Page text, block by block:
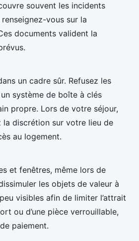
souvent les incidents
vous sur la
documents valident la
un cadre sûr. Refusez les
système de boîte à clés
propre. Lors de votre séjour,
la discrétion sur votre lieu de
au logement.
et fenêtres, même lors de
les objets de valeur à
visibles afin de limiter l’attrait
ou d’une pièce verrouillable,
paiement.